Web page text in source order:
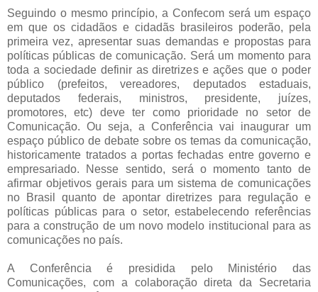
Seguindo o mesmo princípio, a Confecom será um espaço
em que os cidadãos e cidadãs brasileiros poderão, pela
primeira vez, apresentar suas demandas e propostas para
políticas públicas de comunicação. Será um momento para
toda a sociedade definir as diretrizes e ações que o poder
público (prefeitos, vereadores, deputados estaduais,
deputados federais, ministros, presidente, juízes,
promotores, etc) deve ter como prioridade no setor de
Comunicação. Ou seja, a Conferência vai inaugurar um
espaço público de debate sobre os temas da comunicação,
historicamente tratados a portas fechadas entre governo e
empresariado. Nesse sentido, será o momento tanto de
afirmar objetivos gerais para um sistema de comunicações
no Brasil quanto de apontar diretrizes para regulação e
políticas públicas para o setor, estabelecendo referências
para a construção de um novo modelo institucional para as
comunicações no país.
A Conferência é presidida pelo Ministério das
Comunicações, com a colaboração direta da Secretaria